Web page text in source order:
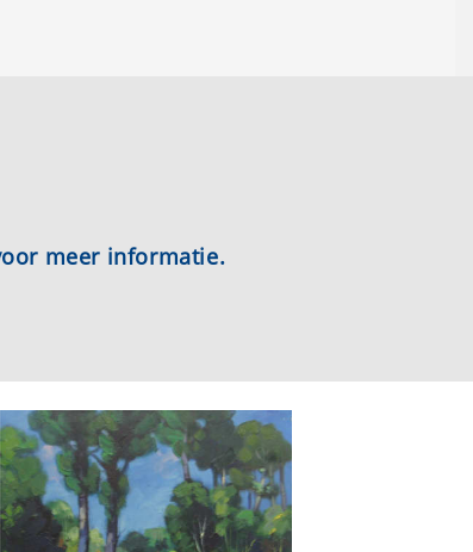
meer informatie.